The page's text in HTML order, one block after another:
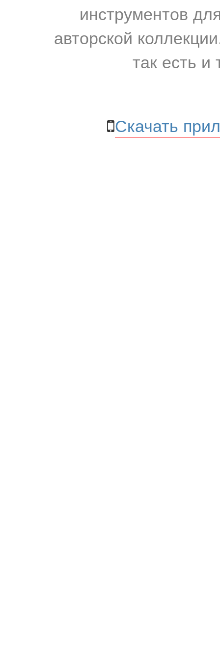
инструментов
авторской
так есть и
Скачать